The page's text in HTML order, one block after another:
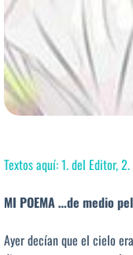
Textos aquí: 1. del Editor,
MI POEMA …de medio
Ayer decían que el cielo